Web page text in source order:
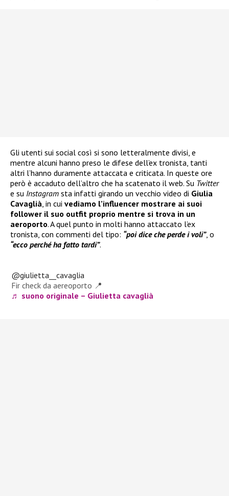
Gli utenti sui social così si sono letteralmente divisi, e
mentre alcuni hanno preso le difese dell’ex tronista, tanti
altri l’hanno duramente attaccata e criticata. In queste ore
però è accaduto dell’altro che ha scatenato il web. Su Twitter
e su Instagram sta infatti girando un vecchio video di Giulia
Cavaglià, in cui vediamo l’influencer mostrare ai suoi
follower il suo outfit proprio mentre si trova in un
aeroporto. A quel punto in molti hanno attaccato l’ex
tronista, con commenti del tipo: “poi dice che perde i voli”, o
“ecco perché ha fatto tardi”.
@giulietta__cavaglia
Fir check da aereoporto 📍
♬ suono originale – Giulietta cavaglià